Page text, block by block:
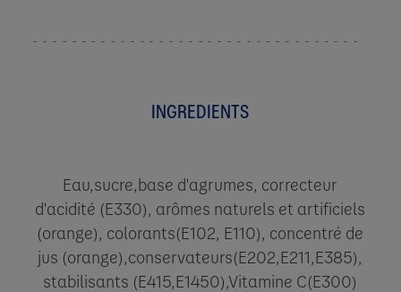
INGREDIENTS
Eau,sucre,base d'agrumes, correcteur
d'acidité (E330), arômes naturels et artificiels
(orange), colorants(E102, E110), concentré de
jus (orange),conservateurs(E202,E211,E385),
stabilisants (E415,E1450),Vitamine C(E300)